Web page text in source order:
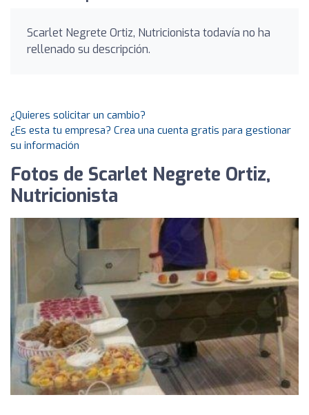
Scarlet Negrete Ortiz, Nutricionista todavía no ha
rellenado su descripción.
¿Quieres solicitar un cambio?
¿Es esta tu empresa? Crea una cuenta gratis para gestionar
su información
Fotos de Scarlet Negrete Ortiz,
Nutricionista